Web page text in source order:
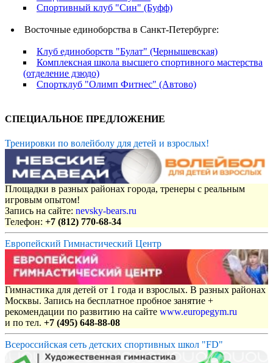
Спортивный клуб "Син" (Буфф)
Восточные единоборства в Санкт-Петербурге:
Клуб единоборств "Булат" (Чернышевская)
Комплексная школа высшего спортивного мастерства
(отделение дзюдо)
Спортклуб "Олимп Фитнес" (Автово)
СПЕЦИАЛЬНОЕ ПРЕДЛОЖЕНИЕ
Тренировки по волейболу для детей и взрослых!
Площадки в разных районах города, тренеры с реальным
игровым опытом!
Запись на сайте: nevsky-bears.ru
Телефон: +7 (812) 770-68-34
Европейский Гимнастический Центр
Гимнастика для детей от 1 года и взрослых. В разных районах
Москвы. Запись на бесплатное пробное занятие +
рекомендации по развитию на сайте www.europegym.ru
и по тел. +7 (495) 648-88-08
Всероссийская сеть детских спортивных школ "FD"